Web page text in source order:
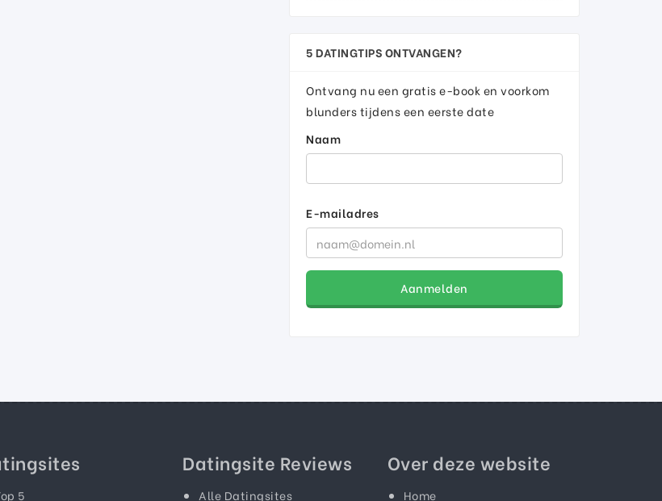
5 DATINGTIPS ONTVANGEN?
Ontvang nu een gratis e-book en voorkom
blunders tijdens een eerste date
Naam
E-mailadres
Aanmelden
5
Datingsite Reviews
Alle Datingsites
Over deze website
Home